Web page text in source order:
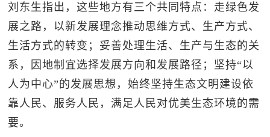
刘东生指出，这些地方有三个共同特点：走绿色发
展之路，以新发展理念推动思维方式、生产方式、
生活方式的转变；妥善处理生活、生产与生态的关
系，因地制宜选择发展方向和发展路径；坚持“以
人为中心”的发展思想，始终坚持生态文明建设依
靠人民、服务人民，满足人民对优美生态环境的需
要。